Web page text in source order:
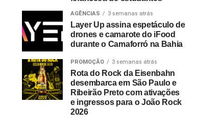
AGÊNCIAS 3 semanas atrás
Layer Up assina espetáculo de
drones e camarote do iFood
durante o Camaforró na Bahia
PROMOÇÃO 3 semanas atrás
Rota do Rock da Eisenbahn
desembarca em São Paulo e
Ribeirão Preto com ativações
e ingressos para o João Rock
2026